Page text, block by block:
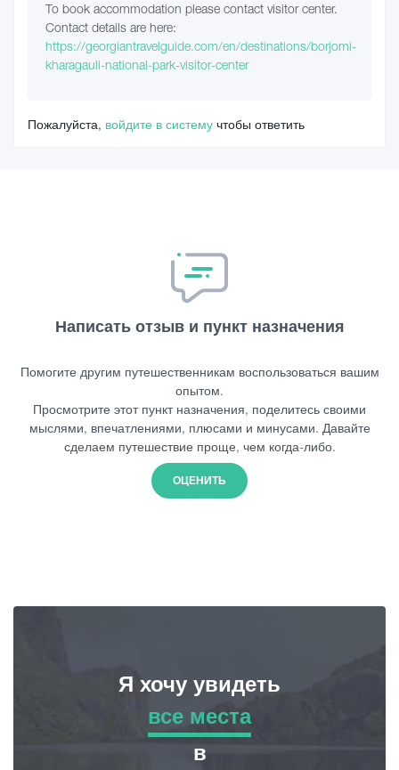
To book accommodation please contact visitor center.
Contact details are here:
https://georgiantravelguide.com/en/destinations/borjomi-
kharagauli-national-park-visitor-center
Пожалуйста, войдите в систему чтобы ответить
Написать отзыв и пункт назначения
Помогите другим путешественникам воспользоваться вашим
опытом.
Просмотрите этот пункт назначения, поделитесь своими
мыслями, впечатлениями, плюсами и минусами. Давайте
сделаем путешествие проще, чем когда-либо.
ОЦЕНИТЬ
Я хочу увидеть
все места
все места
в